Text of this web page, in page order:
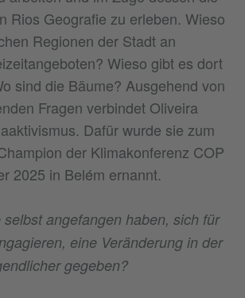
Rios Geografie zu erleben. Wieso
Regionen der Stadt an
Wieso gibt es dort
sind die Bäume? Ausgehend von
Fragen verbindet Oliveira
Dafür wurde sie zum
der Klimakonferenz COP
2025 in Belém ernannt.
angefangen haben, sich für
eine Veränderung in der
gegeben?